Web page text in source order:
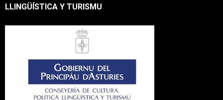
LLINGÜÍSTICA Y TURISMU